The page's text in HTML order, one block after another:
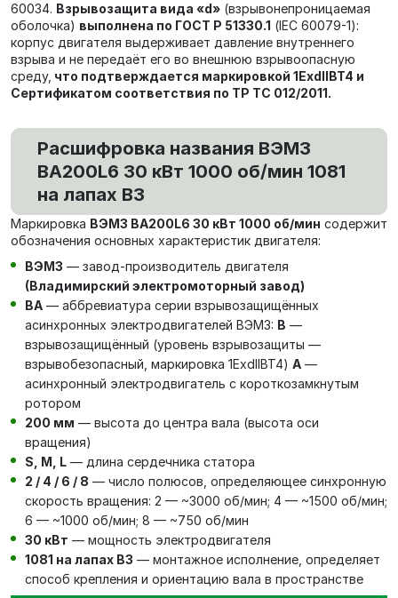
60034. Взрывозащита вида «d» (взрывонепроницаемая
оболочка) выполнена по ГОСТ Р 51330.1 (IEC 60079-1):
корпус двигателя выдерживает давление внутреннего
взрыва и не передаёт его во внешнюю взрывоопасную
среду, что подтверждается маркировкой 1ExdIIBT4 и
Сертификатом соответствия по ТР ТС 012/2011.
Расшифровка названия ВЭМЗ
ВА200L6 30 кВт 1000 об/мин 1081
на лапах В3
Маркировка ВЭМЗ ВА200L6 30 кВт 1000 об/мин содержит
обозначения основных характеристик двигателя:
ВЭМЗ — завод-производитель двигателя
(Владимирский электромоторный завод)
ВА — аббревиатура серии взрывозащищённых
асинхронных электродвигателей ВЭМЗ: В —
взрывозащищённый (уровень взрывозащиты —
взрывобезопасный, маркировка 1ExdIIBT4) А —
асинхронный электродвигатель с короткозамкнутым
ротором
200 мм — высота до центра вала (высота оси
вращения)
S, M, L — длина сердечника статора
2 / 4 / 6 / 8 — число полюсов, определяющее синхронную
скорость вращения: 2 — ~3000 об/мин; 4 — ~1500 об/мин;
6 — ~1000 об/мин; 8 — ~750 об/мин
30 кВт — мощность электродвигателя
1081 на лапах В3 — монтажное исполнение, определяет
способ крепления и ориентацию вала в пространстве